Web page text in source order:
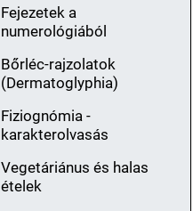
Fejezetek a
numerológiából
Bőrléc-rajzolatok
(Dermatoglyphia)
Fiziognómia -
karakterolvasás
Vegetáriánus és halas
ételek